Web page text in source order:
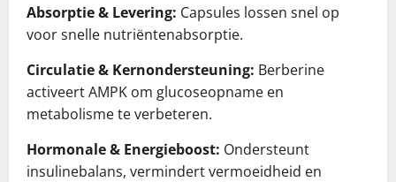
Absorptie & Levering: Capsules lossen snel op
voor snelle nutriëntenabsorptie.
Circulatie & Kernondersteuning: Berberine
activeert AMPK om glucoseopname en
metabolisme te verbeteren.
Hormonale & Energieboost: Ondersteunt
insulinebalans, vermindert vermoeidheid en